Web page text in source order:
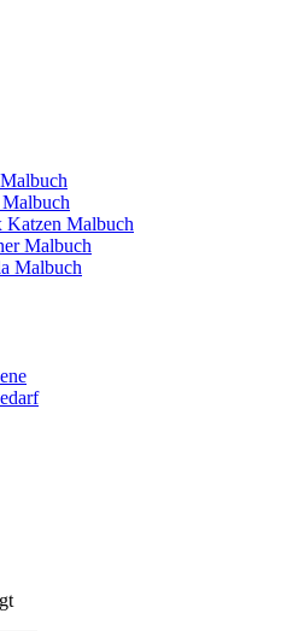
Katzen Malbuch
Malbuch
Malbuch